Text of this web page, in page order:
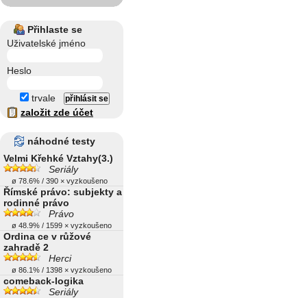
Přihlaste se
Uživatelské jméno
Heslo
trvale
založit zde účet
náhodné testy
Velmi Křehké Vztahy(3.)
Seriály
ø 78.6% / 390 × vyzkoušeno
Římské právo: subjekty a
rodinné právo
Právo
ø 48.9% / 1599 × vyzkoušeno
Ordina ce v růžové
zahradě 2
Herci
ø 86.1% / 1398 × vyzkoušeno
comeback-logika
Seriály